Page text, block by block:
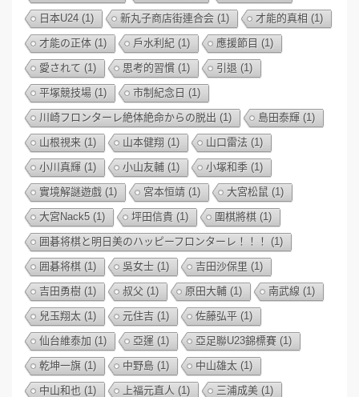
日本U24 (1) 新丸子商店街連合会 (1) 才能的真相 (1)
才能の正体 (1) 戶水利紀 (1) 應援節目 (1)
愛されて (1) 思考的習慣 (1) 引退 (1)
平塚競技場 (1) 市制紀念日 (1)
川崎フロンターレ絶体絶命からの脱出 (1) 島田泰輝 (1)
山根視来 (1) 山本健翔 (1) 山口雷法 (1)
小川真輝 (1) 小山友輔 (1) 小塚和季 (1)
實境解謎遊戲 (1) 宮本恒靖 (1) 大宮松鼠 (1)
大宮Nack5 (1) 坪田信貴 (1) 圍棋將棋 (1)
囲碁将棋と明日美のハッピーフロンターレ！！！ (1)
囲碁将棋 (1) 吳女士 (1) 吉田沙保里 (1)
吉田勇樹 (1) 叔父 (1) 原田大輔 (1) 南武線 (1)
兒玉翔太 (1) 元住吉 (1) 佐藤弘平 (1)
仙台維泰加 (1) 亞運 (1) 亞足聯U23錦標賽 (1)
乾坤一旗 (1) 中野島 (1) 中山雄太 (1)
中山和也 (1) 上福元直人 (1) 三浦成美 (1)